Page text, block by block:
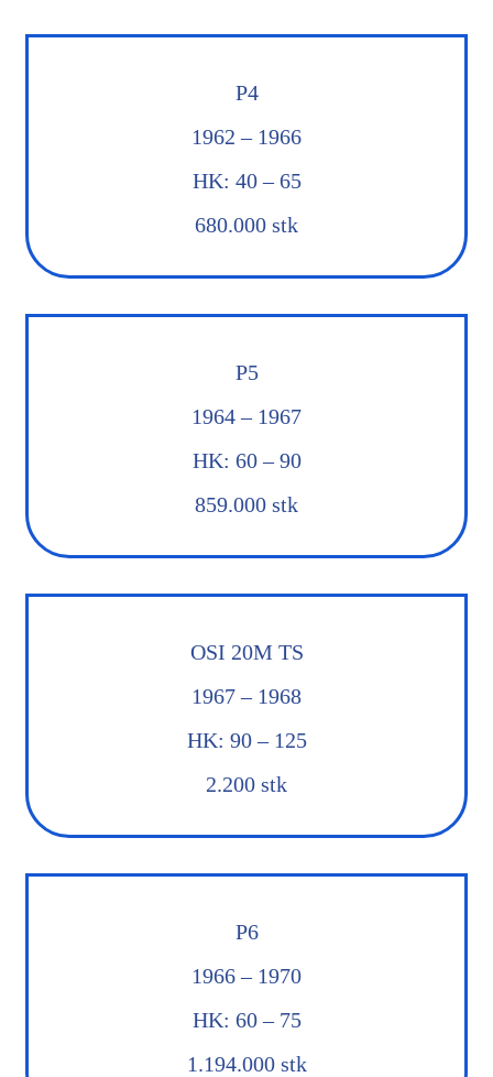
P4
1962 – 1966
HK: 40 – 65
680.000 stk
P5
1964 – 1967
HK: 60 – 90
859.000 stk
OSI 20M TS
1967 – 1968
HK: 90 – 125
2.200 stk
P6
1966 – 1970
HK: 60 – 75
1.194.000 stk